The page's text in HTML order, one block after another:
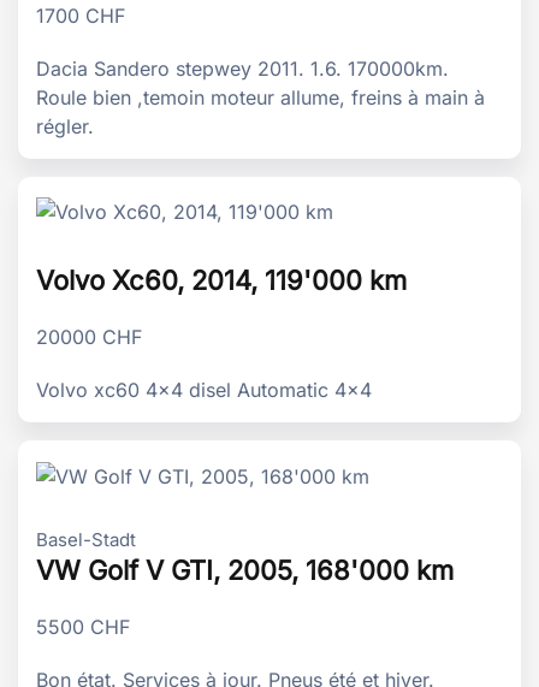
1700 CHF
Dacia Sandero stepwey 2011. 1.6. 170000km.
Roule bien ,temoin moteur allume, freins à main à
régler.
Volvo Xc60, 2014, 119'000 km
20000 CHF
Volvo xc60 4x4 disel Automatic 4x4
Basel-Stadt
VW Golf V GTI, 2005, 168'000 km
5500 CHF
Bon état. Services à jour. Pneus été et hiver.